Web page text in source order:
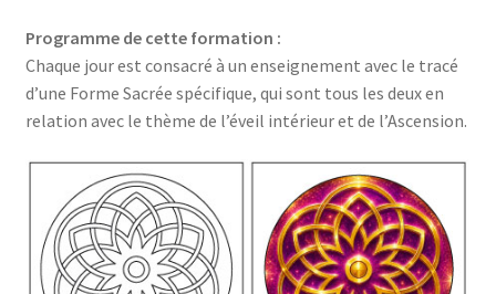
Programme de cette formation :
Chaque jour est consacré à un enseignement avec le tracé
d’une Forme Sacrée spécifique, qui sont tous les deux en
relation avec le thème de l’éveil intérieur et de l’Ascension.